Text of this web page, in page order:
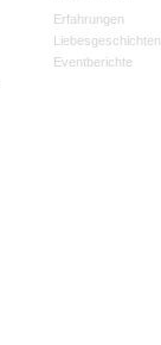
Erfahrungen
Liebesgeschichten
Eventberichte